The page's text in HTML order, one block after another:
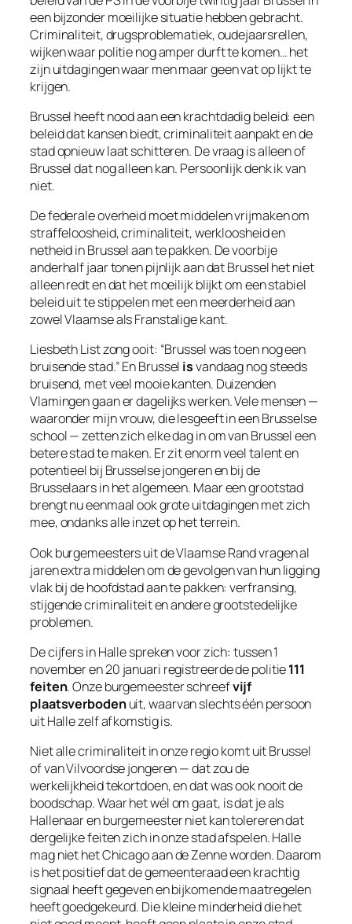
een bijzonder moeilijke situatie hebben gebracht.
Criminaliteit, drugsproblematiek, oudejaarsrellen,
wijken waar politie nog amper durft te komen… het
zijn uitdagingen waar men maar geen vat op lijkt te
krijgen.
Brussel heeft nood aan een krachtdadig beleid: een
beleid dat kansen biedt, criminaliteit aanpakt en de
stad opnieuw laat schitteren. De vraag is alleen of
Brussel dat nog alleen kan. Persoonlijk denk ik van
niet.
De federale overheid moet middelen vrijmaken om
straffeloosheid, criminaliteit, werkloosheid en
netheid in Brussel aan te pakken. De voorbije
anderhalf jaar tonen pijnlijk aan dat Brussel het niet
alleen redt en dat het moeilijk blijkt om een stabiel
beleid uit te stippelen met een meerderheid aan
zowel Vlaamse als Franstalige kant.
Liesbeth List zong ooit: “Brussel was toen nog een
bruisende stad.”En Brussel isvandaag nog steeds
bruisend, met veel mooie kanten. Duizenden
Vlamingen gaan er dagelijks werken. Vele mensen —
waaronder mijn vrouw, die lesgeeft in een Brusselse
school — zetten zich elke dag in om van Brussel een
betere stad te maken. Er zit enorm veel talent en
potentieel bij Brusselse jongeren en bij de
Brusselaars in het algemeen. Maar een grootstad
brengt nu eenmaal ook grote uitdagingen met zich
mee, ondanks alle inzet op het terrein.
Ook burgemeesters uit de Vlaamse Rand vragen al
jaren extra middelen om de gevolgen van hun ligging
vlak bij de hoofdstad aan te pakken: verfransing,
stijgende criminaliteit en andere grootstedelijke
problemen.
De cijfers in Halle spreken voor zich: tussen 1
november en 20 januari registreerde de politie111
feiten. Onze burgemeester schreefvijf
plaatsverbodenuit, waarvan slechts één persoon
uit Halle zelf afkomstig is.
Niet alle criminaliteit in onze regio komt uit Brussel
of van Vilvoordse jongeren — dat zou de
werkelijkheid tekortdoen, en dat was ook nooit de
boodschap. Waar het wél om gaat, is dat je als
Hallenaar en burgemeester niet kan tolereren dat
dergelijke feiten zich in onze stad afspelen. Halle
mag niet hetChicago aan de Zenneworden. Daarom
is het positief dat de gemeenteraad een krachtig
signaal heeft gegeven en bijkomende maatregelen
heeft goedgekeurd. Die kleine minderheid die het